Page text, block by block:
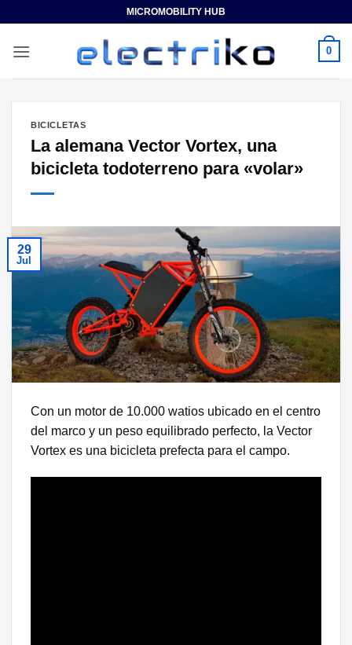
contenido
MICROMOBILITY HUB
0
BICICLETAS
La alemana Vector Vortex, una
bicicleta todoterreno para «volar»
29
Jul
Con un motor de 10.000 watios ubicado en el centro
del marco y un peso equilibrado perfecto, la Vector
Vortex es una bicicleta prefecta para el campo.